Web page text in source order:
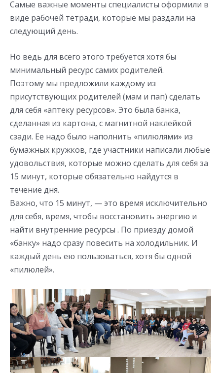
Самые важные моменты специалисты оформили в
виде рабочей тетради, которые мы раздали на
следующий день.
Но ведь для всего этого требуется хотя бы
минимальный ресурс самих родителей.
Поэтому мы предложили каждому из
присутствующих родителей (мам и пап) сделать
для себя «аптеку ресурсов». Это была банка,
сделанная из картона, с магнитной наклейкой
сзади. Ее надо было наполнить «пилюлями» из
бумажных кружков, где участники написали любые
удовольствия, которые можно сделать для себя за
15 минут, которые обязательно найдутся в
течение дня.
Важно, что 15 минут, — это время исключительно
для себя, время, чтобы восстановить энергию и
найти внутренние ресурсы . По приезду домой
«банку» надо сразу повесить на холодильник. И
каждый день ею пользоваться, хотя бы одной
«пилюлей».